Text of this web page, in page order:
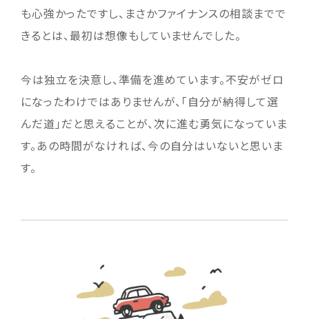
も心強かったですし、まさかファイナンスの相談までで
きるとは、最初は想像もしていませんでした。
今は独立を決意し、準備を進めています。不安がゼロ
になったわけではありませんが、「自分が納得して選
んだ道」だと思えることが、次に進む勇気になっていま
す。あの時間がなければ、今の自分はいないと思いま
す。